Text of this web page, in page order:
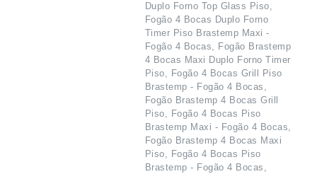
Duplo Forno Top Glass Piso,
Fogão 4 Bocas Duplo Forno
Timer Piso Brastemp Maxi -
Fogão 4 Bocas, Fogão Brastemp
4 Bocas Maxi Duplo Forno Timer
Piso, Fogão 4 Bocas Grill Piso
Brastemp - Fogão 4 Bocas,
Fogão Brastemp 4 Bocas Grill
Piso, Fogão 4 Bocas Piso
Brastemp Maxi - Fogão 4 Bocas,
Fogão Brastemp 4 Bocas Maxi
Piso, Fogão 4 Bocas Piso
Brastemp - Fogão 4 Bocas,